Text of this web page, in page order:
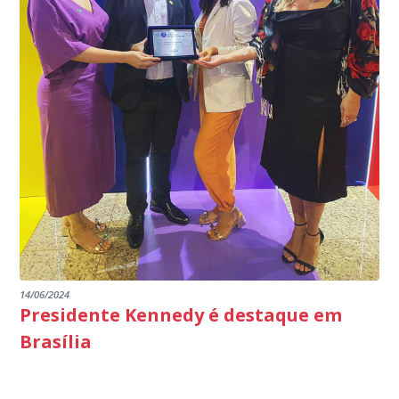
14/06/2024
Presidente Kennedy é destaque em
Brasília